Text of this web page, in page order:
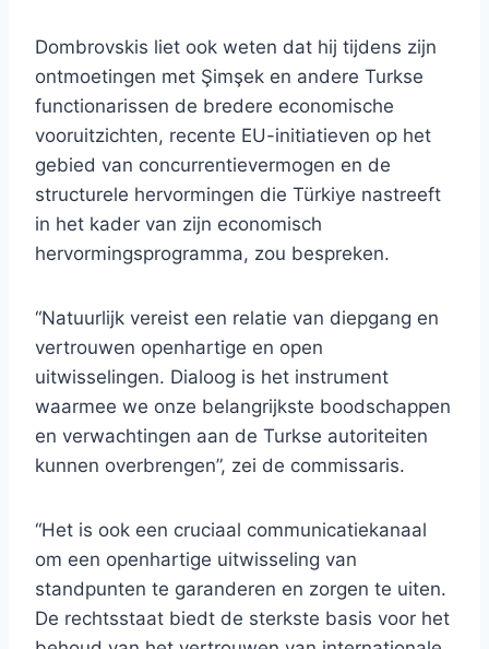
Dombrovskis liet ook weten dat hij tijdens zijn
ontmoetingen met Şimşek en andere Turkse
functionarissen de bredere economische
vooruitzichten, recente EU-initiatieven op het
gebied van concurrentievermogen en de
structurele hervormingen die Türkiye nastreeft
in het kader van zijn economisch
hervormingsprogramma, zou bespreken.
“Natuurlijk vereist een relatie van diepgang en
vertrouwen openhartige en open
uitwisselingen. Dialoog is het instrument
waarmee we onze belangrijkste boodschappen
en verwachtingen aan de Turkse autoriteiten
kunnen overbrengen”, zei de commissaris.
“Het is ook een cruciaal communicatiekanaal
om een ​​openhartige uitwisseling van
standpunten te garanderen en zorgen te uiten.
De rechtsstaat biedt de sterkste basis voor het